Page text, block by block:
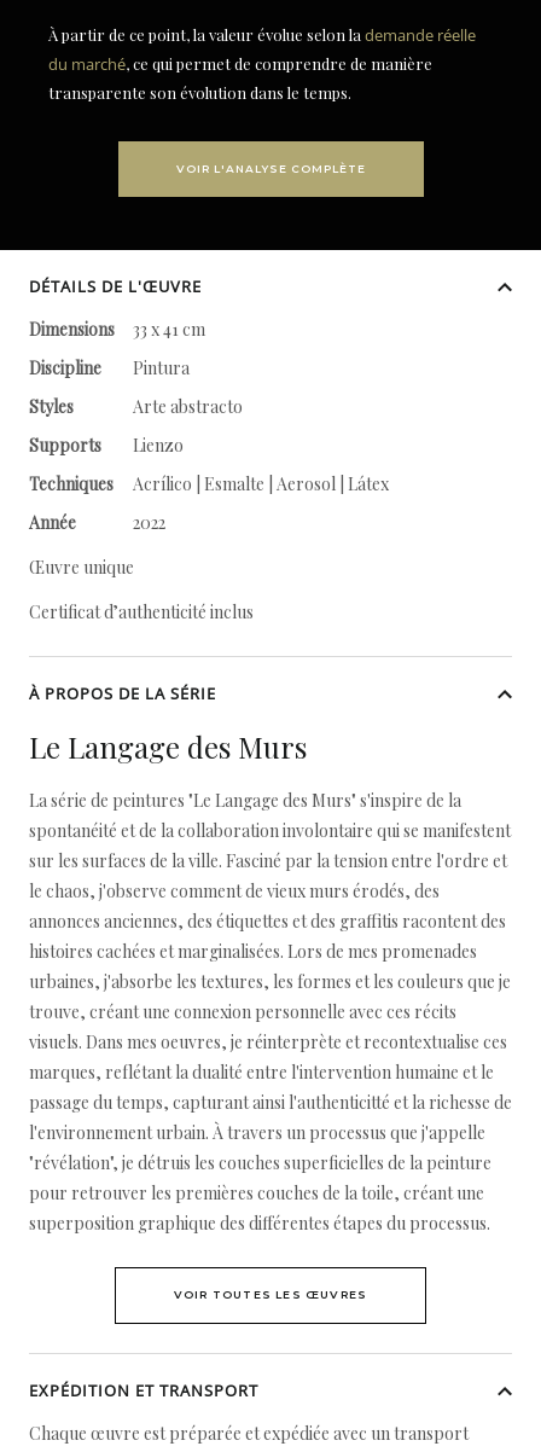
À partir de ce point, la valeur évolue selon la demande réelle
du marché, ce qui permet de comprendre de manière
transparente son évolution dans le temps.
VOIR L'ANALYSE COMPLÈTE
DÉTAILS DE L'ŒUVRE
Dimensions
33 x 41 cm
Discipline
Pintura
Styles
Arte abstracto
Supports
Lienzo
Techniques
Acrílico | Esmalte | Aerosol | Látex
Année
2022
Œuvre unique
Certificat d’authenticité inclus
À PROPOS DE LA SÉRIE
Le Langage des Murs
La série de peintures "Le Langage des Murs" s'inspire de la
spontanéité et de la collaboration involontaire qui se manifestent
sur les surfaces de la ville. Fasciné par la tension entre l'ordre et
le chaos, j'observe comment de vieux murs érodés, des
annonces anciennes, des étiquettes et des graffitis racontent des
histoires cachées et marginalisées. Lors de mes promenades
urbaines, j'absorbe les textures, les formes et les couleurs que je
trouve, créant une connexion personnelle avec ces récits
visuels. Dans mes oeuvres, je réinterprète et recontextualise ces
marques, reflétant la dualité entre l'intervention humaine et le
passage du temps, capturant ainsi l'authenticitté et la richesse de
l'environnement urbain. À travers un processus que j'appelle
"révélation", je détruis les couches superficielles de la peinture
pour retrouver les premières couches de la toile, créant une
superposition graphique des différentes étapes du processus.
VOIR TOUTES LES ŒUVRES
EXPÉDITION ET TRANSPORT
Chaque œuvre est préparée et expédiée avec un transport